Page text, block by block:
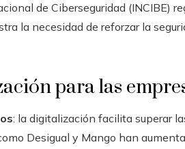
de Ciberseguridad (INCIBE)
la necesidad de reforzar la
para las
: la digitalización facilita superar
Desigual y Mango han